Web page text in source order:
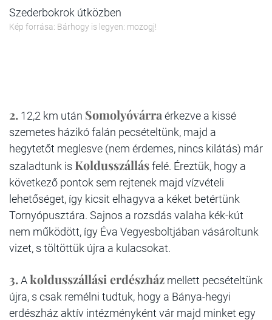
Szederbokrok útközben
Kép forrása: Bárhogy is legyen: mozogj!
2. 12,2 km után Somolyóvárra érkezve a kissé
szemetes házikó falán pecsételtünk, majd a
hegytetőt meglesve (nem érdemes, nincs kilátás) már
szaladtunk is Koldusszállásfelé. Éreztük, hogy a
következő pontok sem rejtenek majd vízvételi
lehetőséget, így kicsit elhagyva a kéket betértünk
Tornyópusztára. Sajnos a rozsdás valaha kék-kút
nem működött, így Éva Vegyesboltjában vásároltunk
vizet, s töltöttük újra a kulacsokat.
3.Akoldusszállási erdészház mellett pecsételtünk
újra, s csak remélni tudtuk, hogy a Bánya-hegyi
erdészház aktív intézményként vár majd minket egy